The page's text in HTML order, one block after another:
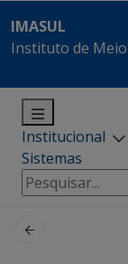
IMASUL
Instituto de
Institucional
Sistemas
Pesquisar
por: